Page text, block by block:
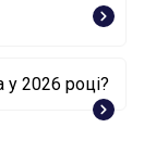
у 2026 році?